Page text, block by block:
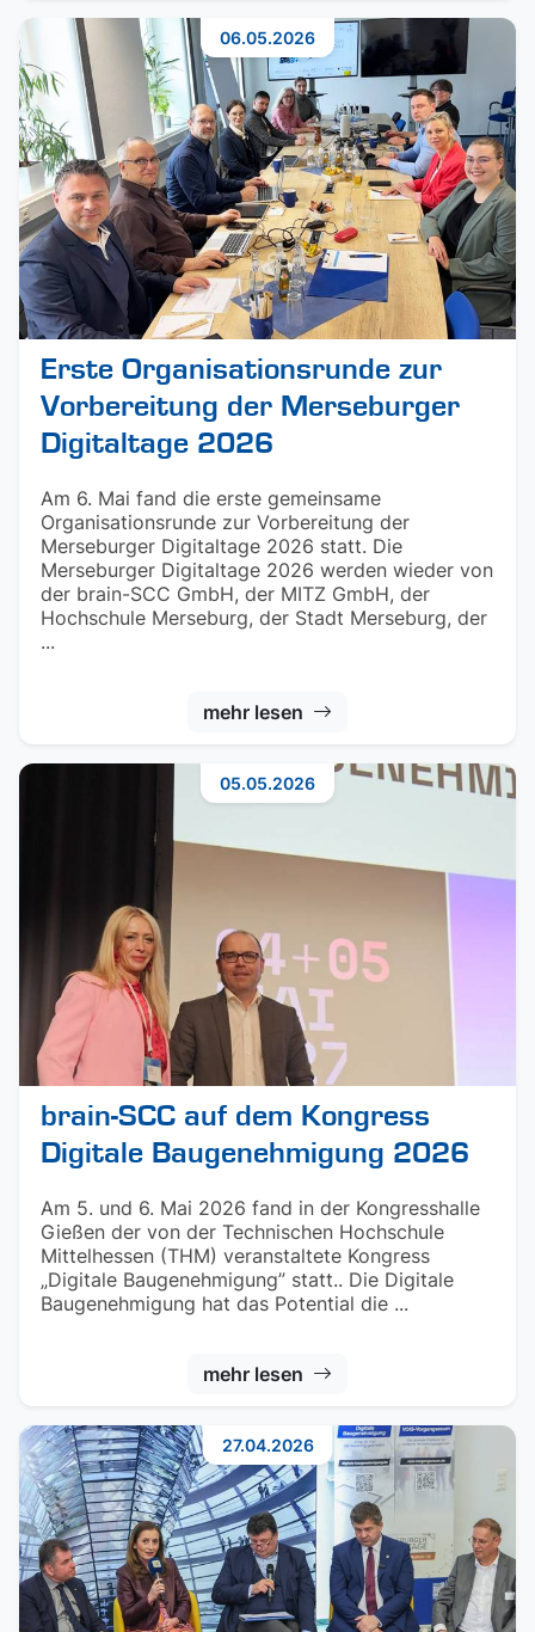
Erste Organisationsrunde zur
Vorbereitung der Merseburger
Digitaltage 2026
Am 6. Mai fand die erste gemeinsame
Organisationsrunde zur Vorbereitung der
Merseburger Digitaltage 2026 statt. Die
Merseburger Digitaltage 2026 werden wieder von
der brain-SCC GmbH, der MITZ GmbH, der
Hochschule Merseburg, der Stadt Merseburg, der
...
mehr lesen
06.05.2026
brain-SCC auf dem Kongress
Digitale Baugenehmigung 2026
Am 5. und 6. Mai 2026 fand in der Kongresshalle
Gießen der von der Technischen Hochschule
Mittelhessen (THM) veranstaltete Kongress
„Digitale Baugenehmigung” statt.. Die Digitale
Baugenehmigung hat das Potential die ...
mehr lesen
05.05.2026
27.04.2026